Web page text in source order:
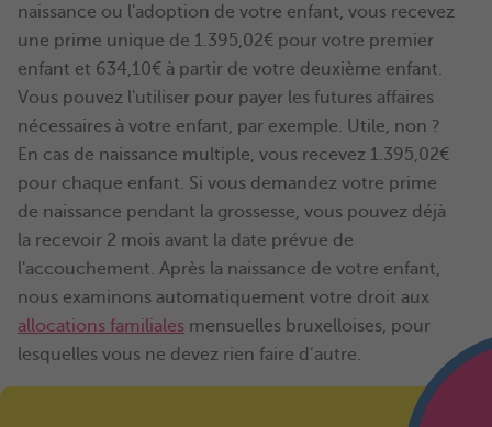
naissance ou l'adoption de votre enfant, vous recevez
une prime unique de 1.395,02€ pour votre premier
enfant et 634,10€ à partir de votre deuxième enfant.
Vous pouvez l'utiliser pour payer les futures affaires
nécessaires à votre enfant, par exemple. Utile, non ?
En cas de naissance multiple, vous recevez 1.395,02€
pour chaque enfant. Si vous demandez votre prime
de naissance pendant la grossesse, vous pouvez déjà
la recevoir 2 mois avant la date prévue de
l'accouchement. Après la naissance de votre enfant,
nous examinons automatiquement votre droit aux
allocations familiales mensuelles bruxelloises, pour
lesquelles vous ne devez rien faire d’autre.